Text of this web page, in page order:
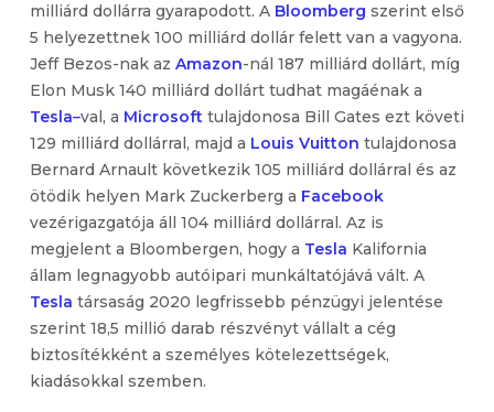
milliárd dollárra gyarapodott. A Bloomberg szerint első
5 helyezettnek 100 milliárd dollár felett van a vagyona.
Jeff Bezos-nak az Amazon-nál 187 milliárd dollárt, míg
Elon Musk 140 milliárd dollárt tudhat magáénak a
Tesla–val, a Microsoft tulajdonosa Bill Gates ezt követi
129 milliárd dollárral, majd a Louis Vuitton tulajdonosa
Bernard Arnault következik 105 milliárd dollárral és az
ötödik helyen Mark Zuckerberg a Facebook
vezérigazgatója áll 104 milliárd dollárral. Az is
megjelent a Bloombergen, hogy a Tesla Kalifornia
állam legnagyobb autóipari munkáltatójává vált. A
Tesla társaság 2020 legfrissebb pénzügyi jelentése
szerint 18,5 millió darab részvényt vállalt a cég
biztosítékként a személyes kötelezettségek,
kiadásokkal szemben.